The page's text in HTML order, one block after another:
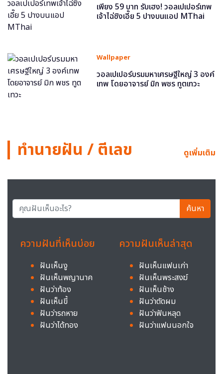
เพียง 59 บาท รับเฮง! วอลเปเปอร์เทพ
เจ้าไฉ่ซิงเอี๊ย 5 ปางบนแอป MThai
Wallpaper
วอลเปเปอร์บรมมหาเศรษฐีใหญ่ 3 องค์
เทพ โดยอาจารย์ มิก พชร ทูตเทวะ
ทำนายฝัน / ตีเลข ดูเพิ่มเติม
ค้นหา
ความฝันที่เห็นบ่อย
ฝันเห็นงู
ฝันเห็นพญานาค
ฝันว่าท้อง
ฝันเห็นขี้
ฝันว่ารถหาย
ฝันว่าได้ทอง
ความฝันเห็นล่าสุด
ฝันเห็นแฟนเก่า
ฝันเห็นพระสงฆ์
ฝันเห็นช้าง
ฝันว่าตัดผม
ฝันว่าฟันหลุด
ฝันว่าแฟนนอกใจ